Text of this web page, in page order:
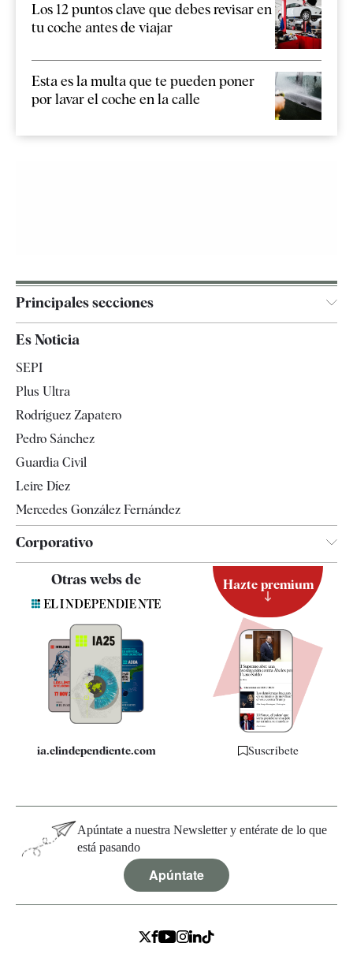
Los 12 puntos clave que debes revisar en
tu coche antes de viajar
Esta es la multa que te pueden poner
por lavar el coche en la calle
Principales secciones
España
Televisión
Es Noticia
SEPI
Plus Ultra
Rodríguez Zapatero
Pedro Sánchez
Guardia Civil
Leire Díez
Mercedes González Fernández
Corporativo
Contacto
Quiénes somos
Especificaciones
Otras webs de
ia.elindependiente.com
Hazte premium
Suscríbete
Apúntate a nuestra Newsletter y entérate de lo que
está pasando
Apúntate